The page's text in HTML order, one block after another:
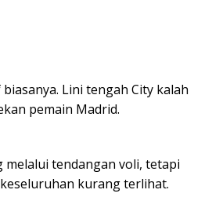
Lini tengah City kalah
pemain Madrid.
melalui tendangan voli, tetapi
kurang terlihat.